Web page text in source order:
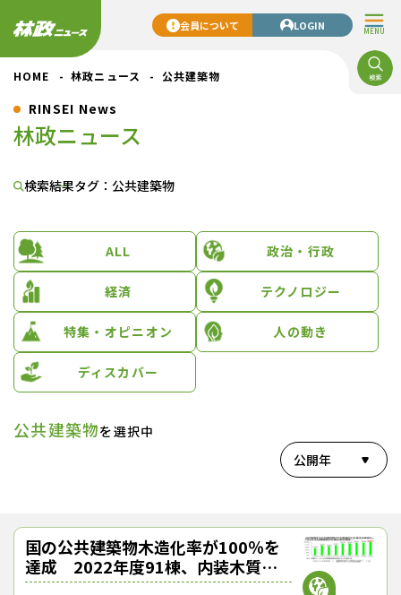
MENU
会員について LOGIN
HOME 林政ニュース 公共建築物
RINSEI News
林政ニュース
検索結果タグ：公共建築物
ALL 政治・行政
経済 テクノロジー
特集・オピニオン 人の動き
ディスカバー
公共建築物を選択中
公開年
国の公共建築物木造化率が100％を
達成 2022年度91棟、内装木質化
も増える